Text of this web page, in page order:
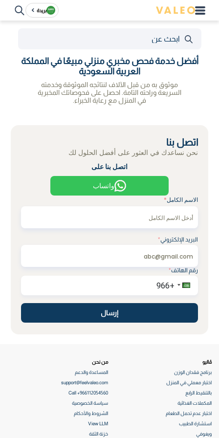
بريدة
موثوق به من قبل الآلاف لنتائجه الموثوقة وخدمته
السريعة وراحته التامة. احصل على فحوصاتك المخبرية
في المنزل مع رعاية الخبراء.
أفضل خدمة فحص مخبري منزلي مبيعًا في المملكة
العربية السعودية
اتصل بنا
نحن نساعدك في العثور على أفضل الحلول لك
اتصل بنا على
واتساب
الاسم الكامل*
البريد الإلكتروني*
رقم الهاتف*
إرسال
ڤاليو
برنامج فقدان الوزن
اختبار معملي في المنزل
بالتنقيط الرابع
المكملات الغذائية
اختبار عدم تحمل الطعام
استشارة الطبيب
ويغوفي
من نحن
المساعدة والدعم
support@feelvaleo.com
Call +966112054560
سياسة الخصوصية
الشروط والأحكام
View LLM
خزنة الثقة